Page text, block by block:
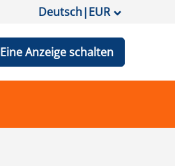
Deutsch|EUR
Eine Anzeige schalten